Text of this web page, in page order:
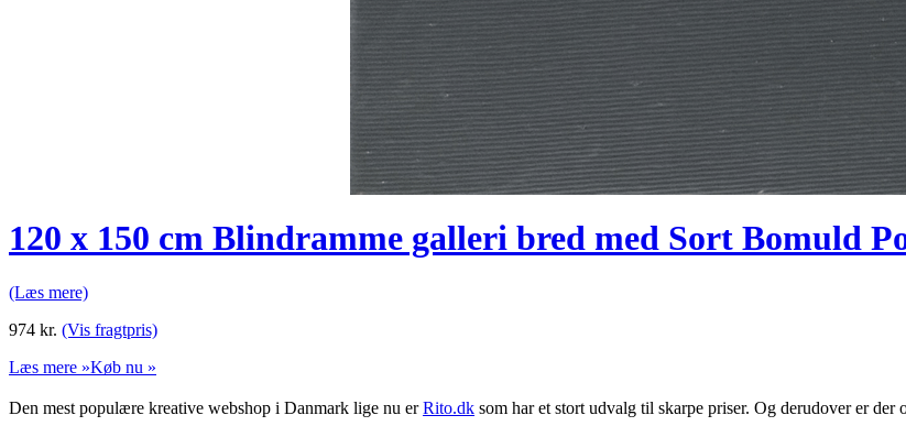
120 x 150 cm Blindramme galleri bred med Sort Bomuld
(Læs mere)
974 kr. (Vis fragtpris)
Læs mere »Køb nu »
Den mest populære kreative webshop i Danmark lige nu erRito.dk som har et stort udvalg til skarpe priser. Og derudover er der